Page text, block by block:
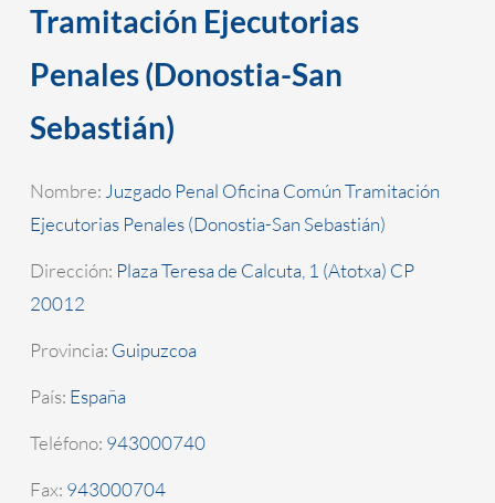
Tramitación Ejecutorias
Penales (Donostia-San
Sebastián)
Nombre:Juzgado Penal Oficina Común Tramitación
Ejecutorias Penales (Donostia-San Sebastián)
Dirección: Plaza Teresa de Calcuta, 1 (Atotxa) CP
20012
Provincia: Guipuzcoa
País: España
Teléfono: 943000740
Fax: 943000704